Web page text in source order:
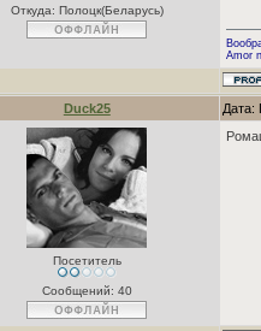
Откуда: Полоцк(Беларусь)
Amor
Duck25 Дата:
Посетитель
Сообщений: 40